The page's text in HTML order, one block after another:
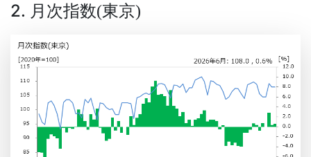
2. 月次指数(東京)